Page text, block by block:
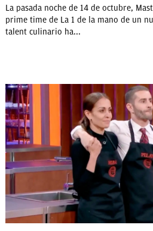
La pasada noche de 14 de octubre,
prime time de La 1 de la mano de un
talent culinario ha...